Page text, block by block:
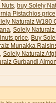
Nuts buy Solely
Pistachios price
Naturalz W180
Solely Naturalz
price Buy
Munakka
Solely Naturalz
Gurbandi